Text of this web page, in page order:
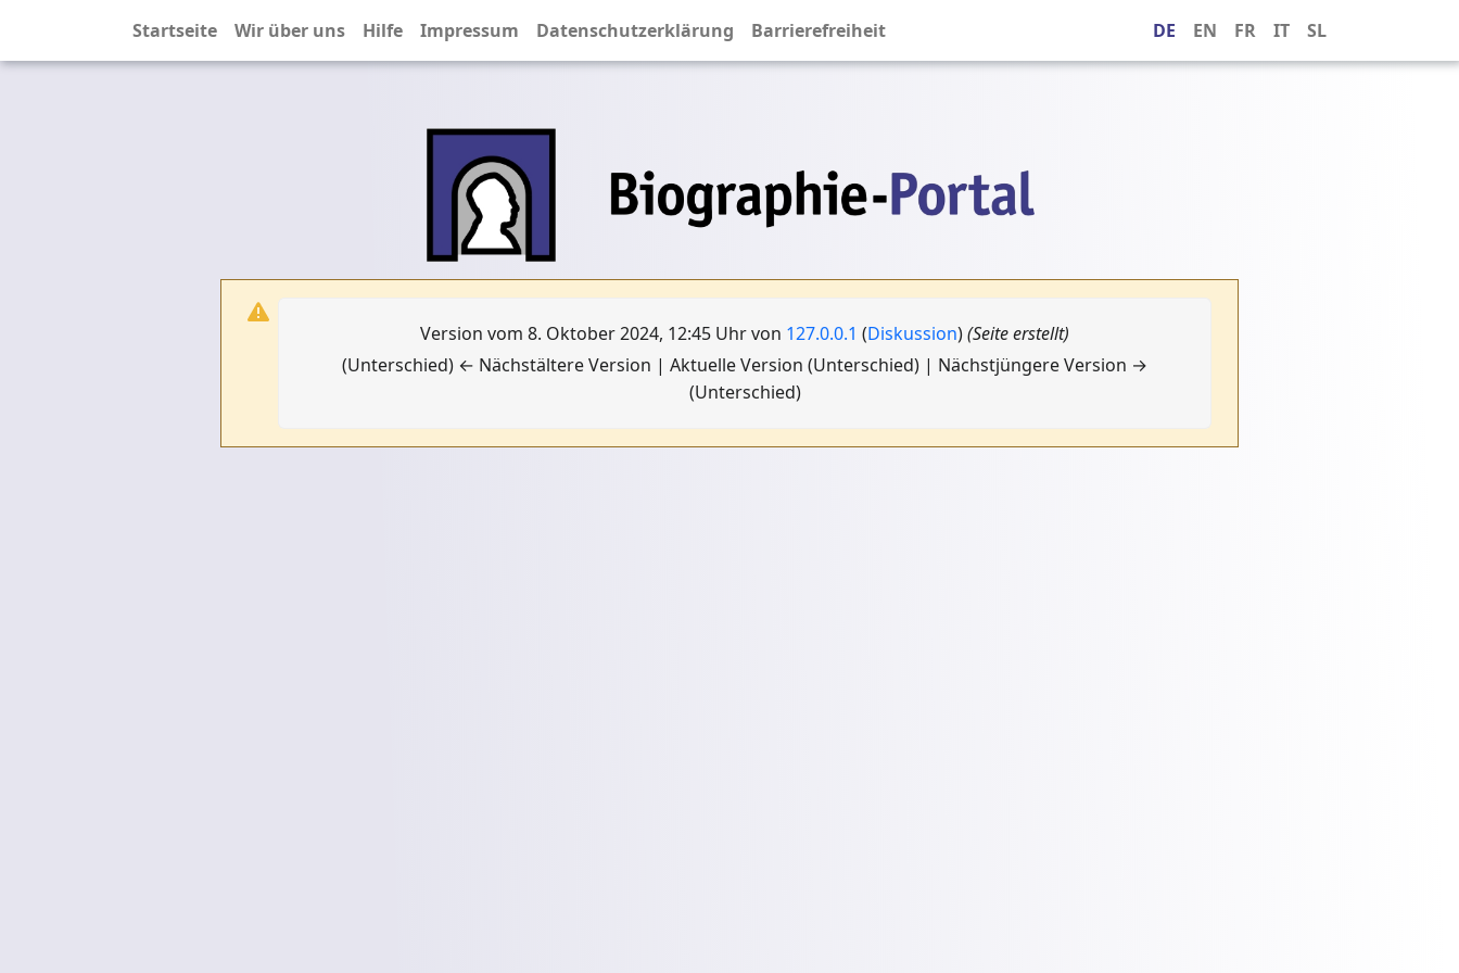
Startseite Wir über uns Hilfe Impressum Datenschutzerklärung Barrierefreiheit DE EN FR IT SL
Version vom 8. Oktober 2024, 12:45 Uhr von 127.0.0.1 (Diskussion)(Seite erstellt)
(Unterschied) ← Nächstältere Version | Aktuelle Version (Unterschied) | Nächstjüngere Version →
(Unterschied)